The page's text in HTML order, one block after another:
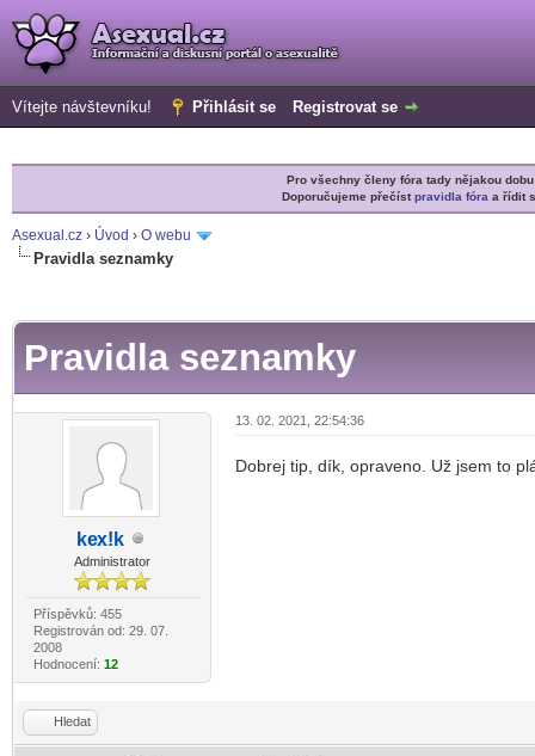
Vítejte návštevníku! Přihlásit se Registrovat se
Pro všechny členy fóra tady nějakou
Doporučujeme přečístpravidla fóra a řídit
Asexual.cz › Úvod › O webu
Pravidla seznamky
Pravidla seznamky
kex!k
Administrator
Příspěvků: 455
Registrován od: 29. 07.
2008
Hodnocení: 12
13. 02. 2021, 22:54:36
Dobrej tip, dík, opraveno. Už jsem to
Hledat